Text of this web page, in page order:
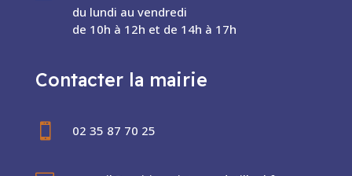
du lundi au vendredi
de 10h à 12h et de 14h à 17h
Contacter la mairie
 02 35 87 70 25